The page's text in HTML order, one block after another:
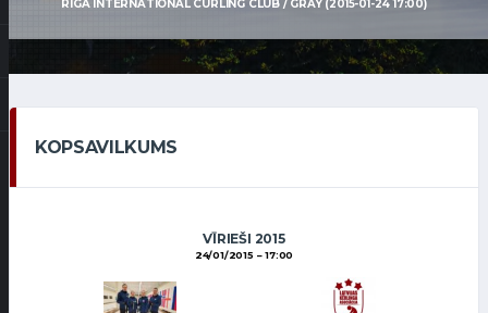
RIGA INTERNATIONAL CURLING CLUB / GRAY (2015-01-24 17:00)
KOPSAVILKUMS
VĪRIEŠI 2015
24/01/2015 17:00